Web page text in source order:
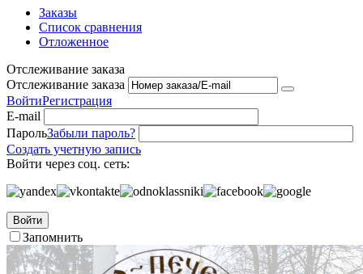
Заказы
Список сравнения
Отложенное
Отслеживание заказа
Отслеживание заказа
ВойтиРегистрация
E-mail
ПарольЗабыли пароль?
Создать учетную запись
Войти через соц. сеть:
Войти
Запомнить